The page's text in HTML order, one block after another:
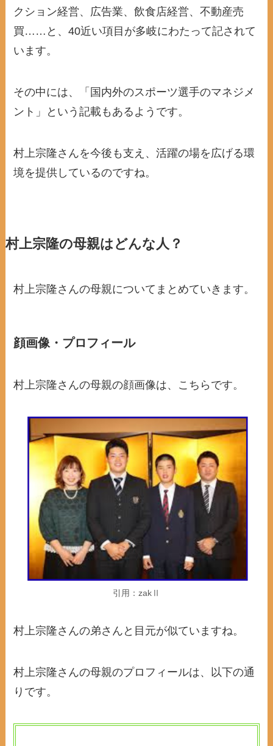
クション経営、広告業、飲食店経営、不動産売
買……と、40近い項目が多岐にわたって記されて
います。
その中には、「国内外のスポーツ選手のマネジメ
ント」という記載もあるようです。
村上宗隆さんを今後も支え、活躍の場を広げる環
境を提供しているのですね。
村上宗隆の母親はどんな人？
村上宗隆さんの母親についてまとめていきます。
顔画像・プロフィール
村上宗隆さんの母親の顔画像は、こちらです。
引用：zakⅡ
村上宗隆さんの弟さんと目元が似ていますね。
村上宗隆さんの母親のプロフィールは、以下の通
りです。